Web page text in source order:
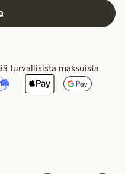
turvallisista maksuista